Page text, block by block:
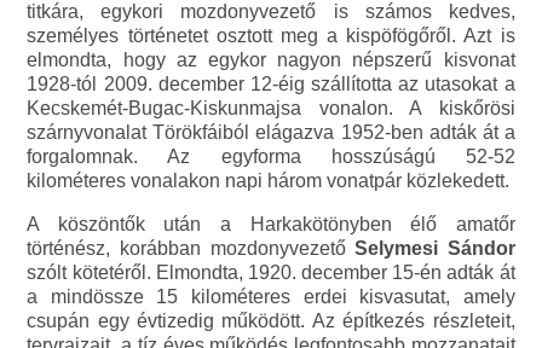
titkára, egykori mozdonyvezető is számos kedves,
személyes történetet osztott meg a kispöfögőről. Azt is
elmondta, hogy az egykor nagyon népszerű kisvonat
1928-tól 2009. december 12-éig szállította az utasokat a
Kecskemét-Bugac-Kiskunmajsa vonalon. A kiskőrösi
szárnyvonalat Törökfáiból elágazva 1952-ben adták át a
forgalomnak. Az egyforma hosszúságú 52-52
kilométeres vonalakon napi három vonatpár közlekedett.
A köszöntők után a Harkakötönyben élő amatőr
történész, korábban mozdonyvezetőSelymesi Sándor
szólt kötetéről. Elmondta, 1920. december 15-én adták át
a mindössze 15 kilométeres erdei kisvasutat, amely
csupán egy évtizedig működött. Az építkezés részleteit,